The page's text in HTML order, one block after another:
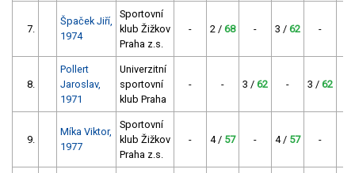
7.
Špaček Jiří,
1974
Sportovní
klub Žižkov
Praha z.s.
- 2 / 68 - 3 / 62 -
8.
Pollert
Jaroslav,
1971
Univerzitní
sportovní
klub Praha
- - 3 / 62 - 3 / 62
9.
Míka Viktor,
1977
Sportovní
klub Žižkov
Praha z.s.
- 4 / 57 - 4 / 57 -